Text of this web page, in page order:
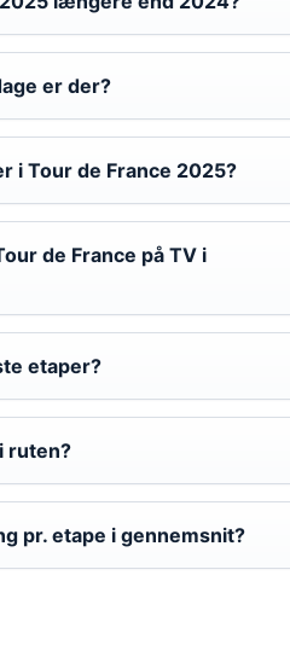
er der?
i Tour de France 2025?
de France på TV i
etaper?
ruten?
pr. etape i gennemsnit?